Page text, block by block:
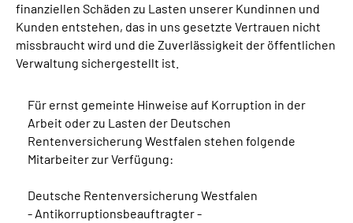
finanziellen Schäden zu Lasten unserer Kundinnen und
Kunden entstehen, das in uns gesetzte Vertrauen nicht
missbraucht wird und die Zuverlässigkeit der öffentlichen
Verwaltung sichergestellt ist.
Für ernst gemeinte Hinweise auf Korruption in der
Arbeit oder zu Lasten der Deutschen
Rentenversicherung Westfalen stehen folgende
Mitarbeiter zur Verfügung:
Deutsche Rentenversicherung Westfalen
- Antikorruptionsbeauftragter -